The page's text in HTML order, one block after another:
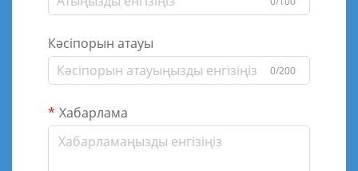
Кәсіпорын атауы
0/200
Хабарлама